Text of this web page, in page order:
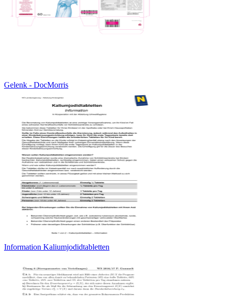
Gelenk - DocMorris
Information Kaliumjodidtabletten